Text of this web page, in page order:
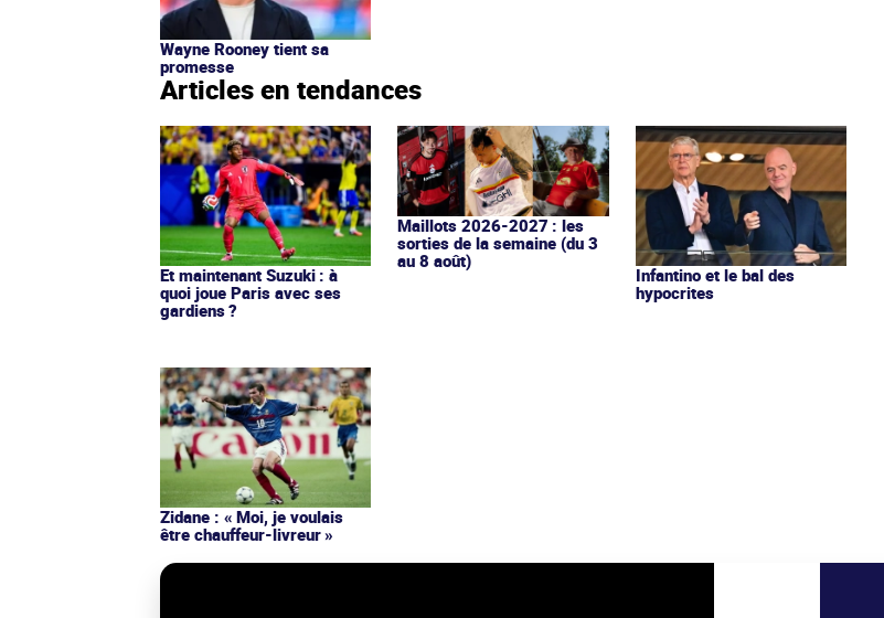
Wayne Rooney tient sa
promesse
Articles en tendances
Et maintenant Suzuki : à
quoi joue Paris avec ses
gardiens ?
Maillots 2026-2027 : les
sorties de la semaine (du 3
au 8 août)
Infantino et le bal des
hypocrites
Zidane : « Moi, je voulais
être chauffeur-livreur »